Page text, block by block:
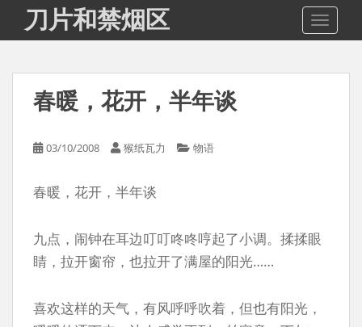
i
刀片和禁烟区
春暖，花开，半年谈
03/10/2008 猴纸瓦力 物语
春暖，花开，半年谈
九点，闹钟在耳边叮叮咚咚哼起了小调。揉揉眼
睛，拉开窗帘，也拉开了满屋的阳光……
喜欢这样的天气，有风呼呼吹着，但也有阳光，